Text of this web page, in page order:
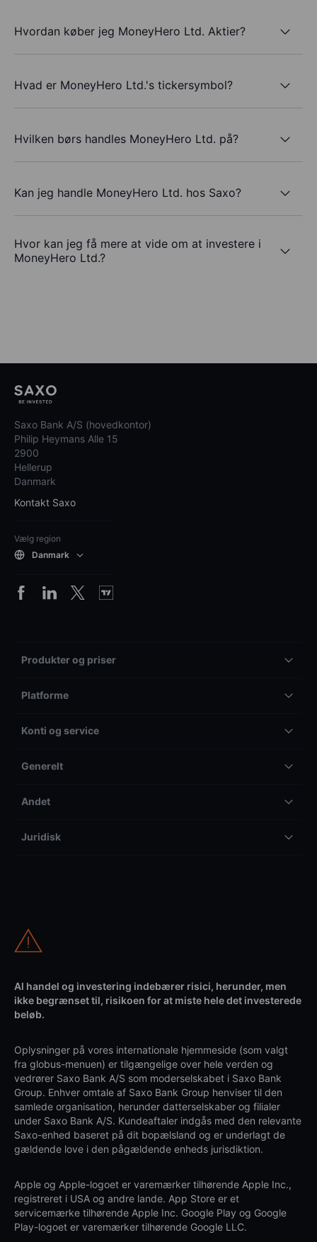
Hvordan køber jeg MoneyHero Ltd. Aktier?
Hvad er MoneyHero Ltd.'s tickersymbol?
Hvilken børs handles MoneyHero Ltd. på?
Kan jeg handle MoneyHero Ltd. hos Saxo?
Hvor kan jeg få mere at vide om at investere i
MoneyHero Ltd.?
Saxo Bank A/S (hovedkontor)
Philip Heymans Alle 15
2900
Hellerup
Danmark
Kontakt Saxo
Vælg region
Danmark
Produkter og priser
Platforme
Konti og service
Generelt
Andet
Juridisk
Al handel og investering indebærer risici, herunder, men
ikke begrænset til, risikoen for at miste hele det investerede
beløb.
Oplysninger på vores internationale hjemmeside (som valgt
fra globus-menuen) er tilgængelige over hele verden og
vedrører Saxo Bank A/S som moderselskabet i Saxo Bank
Group. Enhver omtale af Saxo Bank Group henviser til den
samlede organisation, herunder datterselskaber og filialer
under Saxo Bank A/S. Kundeaftaler indgås med den relevante
Saxo-enhed baseret på dit bopælsland og er underlagt de
gældende love i den pågældende enheds jurisdiktion.
Apple og Apple-logoet er varemærker tilhørende Apple Inc.,
registreret i USA og andre lande. App Store er et
servicemærke tilhørende Apple Inc. Google Play og Google
Play-logoet er varemærker tilhørende Google LLC.